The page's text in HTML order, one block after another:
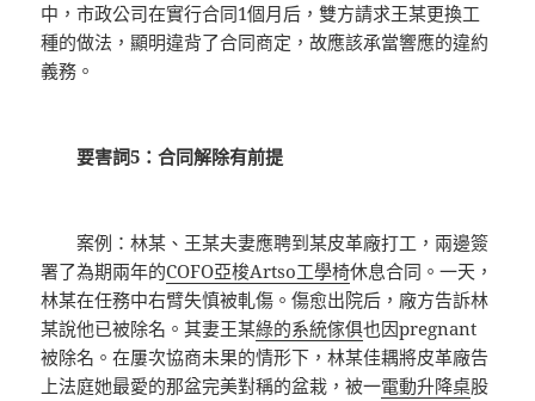
中，市政公司在實行合同1個月后，雙方請求王某更換工
種的做法，顯明違背了合同商定，故應該承當響應的違約
義務。
要害詞5：合同解除有前提
案例：林某、王某夫妻應聘到某皮革廠打工，兩邊簽
署了為期兩年的COFO亞梭Artso工學椅休息合同。一天，
林某在任務中右臂失慎被軋傷。傷愈出院后，廠方告訴林
某說他已被除名。其妻王某綠的系統傢俱也因pregnant
被除名。在屢次協商未果的情形下，林某佳耦將皮革廠告
上法庭她最愛的那盆完美對稱的盆栽，被一電動升降桌股